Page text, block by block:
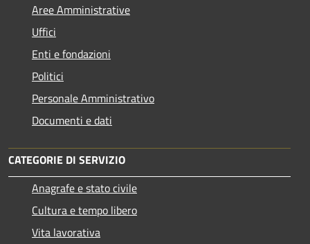
Aree Amministrative
Uffici
Enti e fondazioni
Politici
Personale Amministrativo
Documenti e dati
CATEGORIE DI SERVIZIO
Anagrafe e stato civile
Cultura e tempo libero
Vita lavorativa